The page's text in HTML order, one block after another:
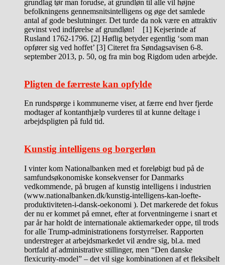
grundlag tør man forudse, at grundløn til alle vil højne
befolkningens gennemsnitsintelligens og øge det samlede
antal af gode beslutninger. Det turde da nok være en attraktiv
gevinst ved indførelse af grundløn! [1] Kejserinde af
Rusland 1762-1796. [2] Høflig betyder egentlig ‘som man
opfører sig ved hoffet’ [3] Citeret fra Søndagsavisen 6-8.
september 2013, p. 50, og fra min bog Rigdom uden arbejde.
Pligten de færreste kan opfylde
En rundspørge i kommunerne viser, at færre end hver fjerde
modtager af kontanthjælp vurderes til at kunne deltage i
arbejdspligten på fuld tid.
Kunstig intelligens og borgerløn
I vinter kom Nationalbanken med et foreløbigt bud på de
samfundsøkonomiske konsekvenser for Danmarks
vedkommende, på brugen af kunstig intelligens i industrien
(www.nationalbanken.dk/kunstig-intelligens-kan-loefte-
produktiviteten-i-dansk-oekonomi ). Det markerede det fokus
der nu er kommet på emnet, efter at forventningerne i snart et
par år har holdt de internationale aktiemarkeder oppe, til trods
for alle Trump-administrationens forstyrrelser. Rapporten
understreger at arbejdsmarkedet vil ændre sig, bl.a. med
bortfald af administrative stillinger, men “Den danske
flexicurity-model” – det vil sige kombinationen af et fleksibelt